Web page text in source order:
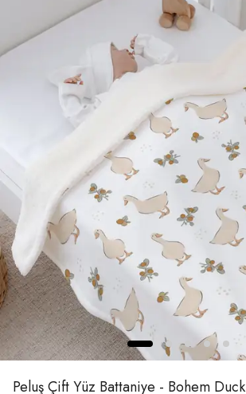
Peluş Çift Yüz Battaniye - Bohem Duck